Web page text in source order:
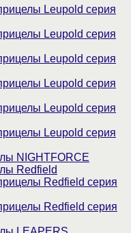
Leupold серия
Leupold серия
Leupold серия
Leupold серия
Leupold серия
Leupold серия
NIGHTFORCE
Redfield
Redfield серия
Redfield серия